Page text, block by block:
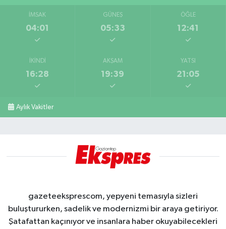
İMSAK
04:01
GÜNEŞ
05:33
ÖĞLE
12:41
İKINDI
16:28
AKŞAM
19:39
YATSI
21:05
Aylık Vakitler
gazeteeksprescom, yepyeni temasıyla sizleri
buluştururken, sadelik ve modernizmi bir araya getiriyor.
Şatafattan kaçınıyor ve insanlara haber okuyabilecekleri